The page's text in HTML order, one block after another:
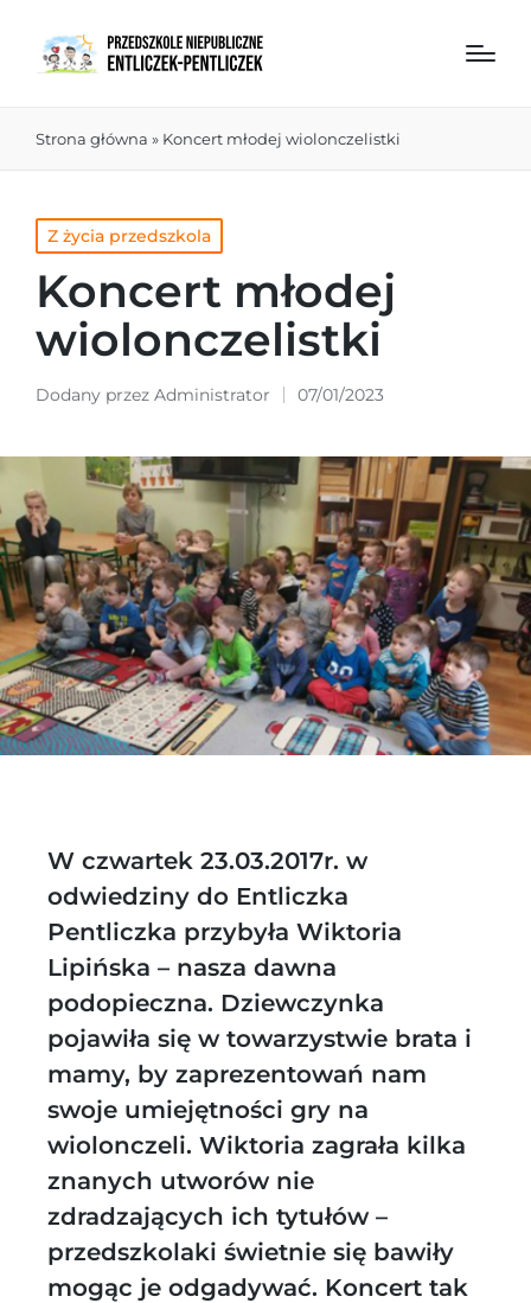
Strona główna » Koncert młodej wiolonczelistki
Z życia przedszkola
Koncert młodej
wiolonczelistki
Dodany przez Administrator 07/01/2023
W czwartek 23.03.2017r. w
odwiedziny do Entliczka
Pentliczka przybyła Wiktoria
Lipińska – nasza dawna
podopieczna. Dziewczynka
pojawiła się w towarzystwie brata i
mamy, by zaprezentowań nam
swoje umiejętności gry na
wiolonczeli. Wiktoria zagrała kilka
znanych utworów nie
zdradzających ich tytułów –
przedszkolaki świetnie się bawiły
mogąc je odgadywać. Koncert tak